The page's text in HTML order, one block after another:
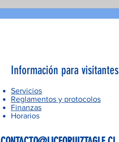
Información para visitantes
Servicios
Reglamentos y protocolos
Finanzas
Horarios